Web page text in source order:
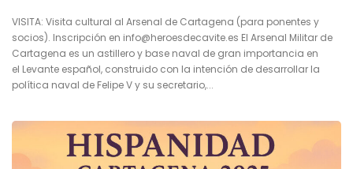
VISITA: Visita cultural al Arsenal de Cartagena (para ponentes y
socios). Inscripción en info@heroesdecavite.es El Arsenal Militar de
Cartagena es un astillero y base naval de gran importancia en
el Levante español, construido con la intención de desarrollar la
política naval de Felipe V y su secretario,...